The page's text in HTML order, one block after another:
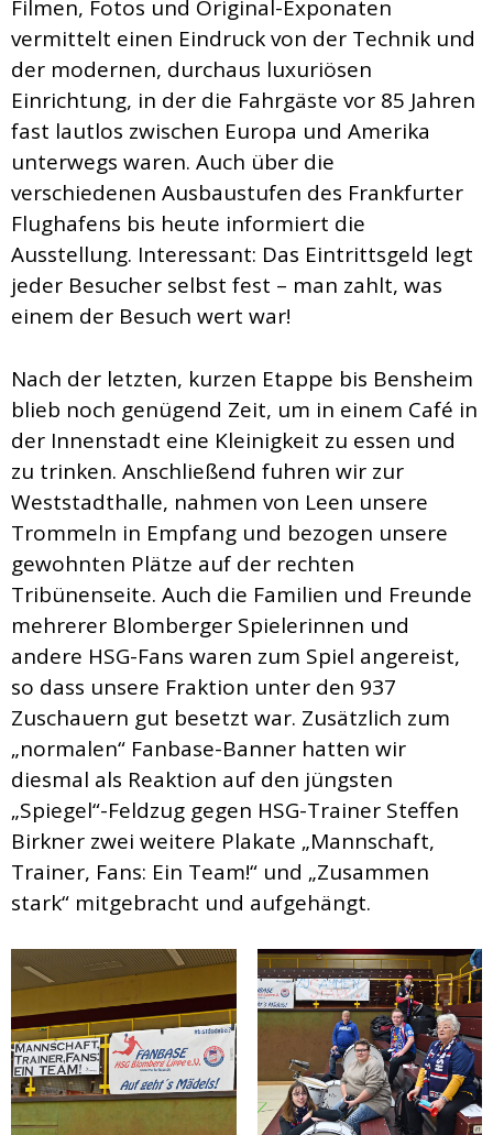
Filmen, Fotos und Original-Exponaten
vermittelt einen Eindruck von der Technik und
der modernen, durchaus luxuriösen
Einrichtung, in der die Fahrgäste vor 85 Jahren
fast lautlos zwischen Europa und Amerika
unterwegs waren. Auch über die
verschiedenen Ausbaustufen des Frankfurter
Flughafens bis heute informiert die
Ausstellung. Interessant: Das Eintrittsgeld legt
jeder Besucher selbst fest – man zahlt, was
einem der Besuch wert war!
Nach der letzten, kurzen Etappe bis Bensheim
blieb noch genügend Zeit, um in einem Café in
der Innenstadt eine Kleinigkeit zu essen und
zu trinken. Anschließend fuhren wir zur
Weststadthalle, nahmen von Leen unsere
Trommeln in Empfang und bezogen unsere
gewohnten Plätze auf der rechten
Tribünenseite. Auch die Familien und Freunde
mehrerer Blomberger Spielerinnen und
andere HSG-Fans waren zum Spiel angereist,
so dass unsere Fraktion unter den 937
Zuschauern gut besetzt war. Zusätzlich zum
„normalen“ Fanbase-Banner hatten wir
diesmal als Reaktion auf den jüngsten
„Spiegel“-Feldzug gegen HSG-Trainer Steffen
Birkner zwei weitere Plakate „Mannschaft,
Trainer, Fans: Ein Team!“ und „Zusammen
stark“ mitgebracht und aufgehängt.